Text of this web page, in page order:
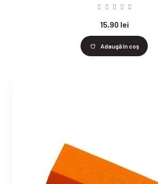
15,90 lei
Adaugă în coş